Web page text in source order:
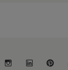
Facebook